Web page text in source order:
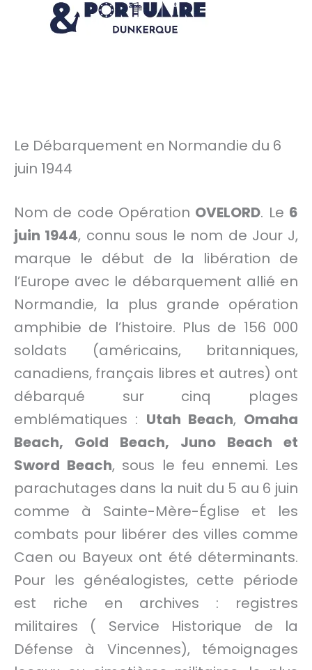
Le Débarquement en Normandie du 6
juin 1944
Nom de code Opération OVELORD. Le 6
juin 1944, connu sous le nom de Jour J,
marque le début de la libération de
l’Europe avec le débarquement allié en
Normandie, la plus grande opération
amphibie de l’histoire. Plus de 156 000
soldats (américains, britanniques,
canadiens, français libres et autres) ont
débarqué sur cinq plages
emblématiques : Utah Beach, Omaha
Beach, Gold Beach, Juno Beach et
Sword Beach, sous le feu ennemi. Les
parachutages dans la nuit du 5 au 6 juin
comme à Sainte-Mère-Église et les
combats pour libérer des villes comme
Caen ou Bayeux ont été déterminants.
Pour les généalogistes, cette période
est riche en archives : registres
militaires ( Service Historique de la
Défense à Vincennes), témoignages